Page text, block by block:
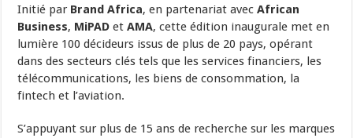
Initié par Brand Africa, en partenariat avecAfrican
Business, MiPAD etAMA, cette édition inaugurale met en
lumière 100 décideurs issus de plus de 20 pays, opérant
dans des secteurs clés tels que les services financiers, les
télécommunications, les biens de consommation, la
fintech et l’aviation.
S’appuyant sur plus de 15 ans de recherche sur les marques